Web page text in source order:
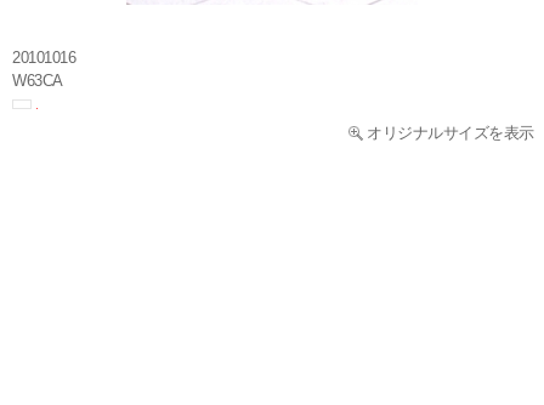
20101016
W63CA
オリジナルサイズを表示